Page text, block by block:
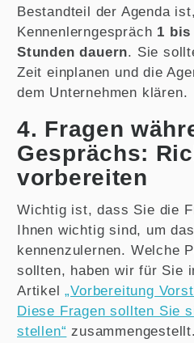
Bestandteil der Agenda
Kennenlerngespräch 1 bis
Stunden dauern. Sie
Zeit einplanen und die
dem Unternehmen klären.
4. Fragen
Gesprächs:
vorbereiten
Wichtig ist, dass Sie die
Ihnen wichtig sind, um
kennenzulernen. Welche
sollten, haben wir für Sie
Artikel„Vorbereitung
Diese Fragen sollten Sie
stellen“